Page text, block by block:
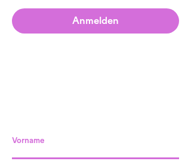
Anmelden
Vorname